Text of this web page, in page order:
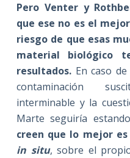
Pero Venter y
que ese no es el
riesgo de que esas
material biológico
resultados.En caso de
contaminación
interminable y la
Marte seguiría
creen que lo mejor
in situ, sobre el